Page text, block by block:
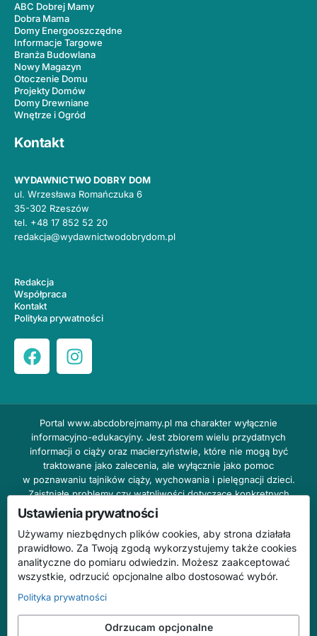
ABC Dobrej Mamy
Dobra Mama
Domy Energooszczędne
Informacje Targowe
Branża Budowlana
Nowy Magazyn
Otoczenie Domu
Projekty Domów
Domy Drewniane
Wnętrze i Ogród
Kontakt
WYDAWNICTWO DOBRY DOM
ul. Wrzesława Romańczuka 6
35-302 Rzeszów
tel. +48 17 852 52 20
redakcja@wydawnictwodobrydom.pl
Redakcja
Współpraca
Kontakt
Polityka prywatności
Portal www.abcdobrejmamy.pl ma charakter wyłącznie
informacyjno-edukacyjny. Jest zbiorem wielu przydatnych
informacji o ciąży oraz macierzyństwie, które nie mogą być
traktowane jako zalecenia, ale wyłącznie jako pomoc
w poznawaniu tajników ciąży, wychowania i pielęgnacji dzieci.
Zaistniałe problemy czy wątpliwości dotyczące konkretnych
przypadków należy bezzwłocznie konsultować z prowadzącym
lekarzem ginekologiem lub innym stosownym specjalistą w danej
dziedzinie. DOBRY DOM nie odpowiada za treść reklam,
nie ponosi również żadnych konsekwencji prawnych ani
odpowiedzialności za następstwa mogące wyniknąć na skutek
zastosowania podanych informacji bez wcześniejszej konsultacji
Na stronie abcdobrejmamy.pl mogą występować wpisy
o charakterze reklamowym.
Ustawienia prywatności
Używamy niezbędnych plików cookies, aby strona działała
prawidłowo. Za Twoją zgodą wykorzystujemy także cookies
analityczne do pomiaru odwiedzin. Możesz zaakceptować
wszystkie, odrzucić opcjonalne albo dostosować wybór.
Polityka prywatności
Odrzucam opcjonalne